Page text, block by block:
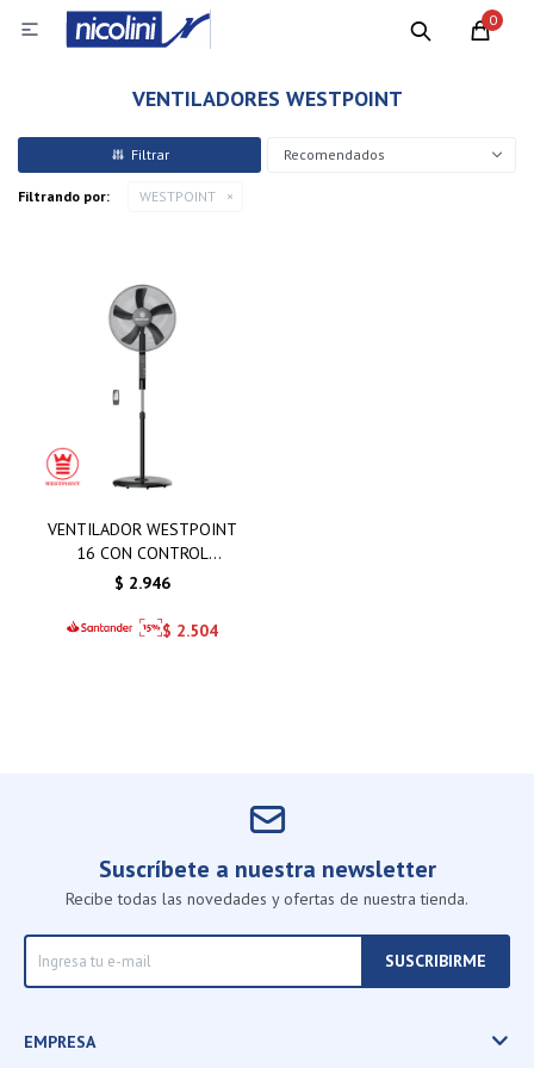
0

VENTILADORES WESTPOINT
Recomendados
Filtrando por: WESTPOINT
VENTILADOR WESTPOINT
16 CON CONTROL
REMOTO
$ 2.946
$ 2.504
Suscríbete a nuestra newsletter
Recibe todas las novedades y ofertas de nuestra tienda.
SUSCRIBIRME
EMPRESA